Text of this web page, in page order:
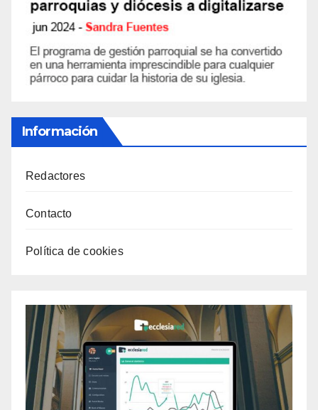
Información
Redactores
Contacto
Política de cookies